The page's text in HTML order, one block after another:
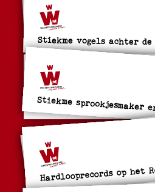
Stiekme vogels achter
Stiekme
Hardlooprecords op het